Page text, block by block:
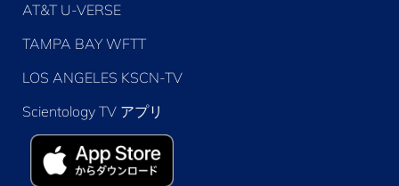
AT&T U-VERSE
TAMPA BAY WFTT
LOS ANGELES KSCN-TV
Scientology TV アプリ